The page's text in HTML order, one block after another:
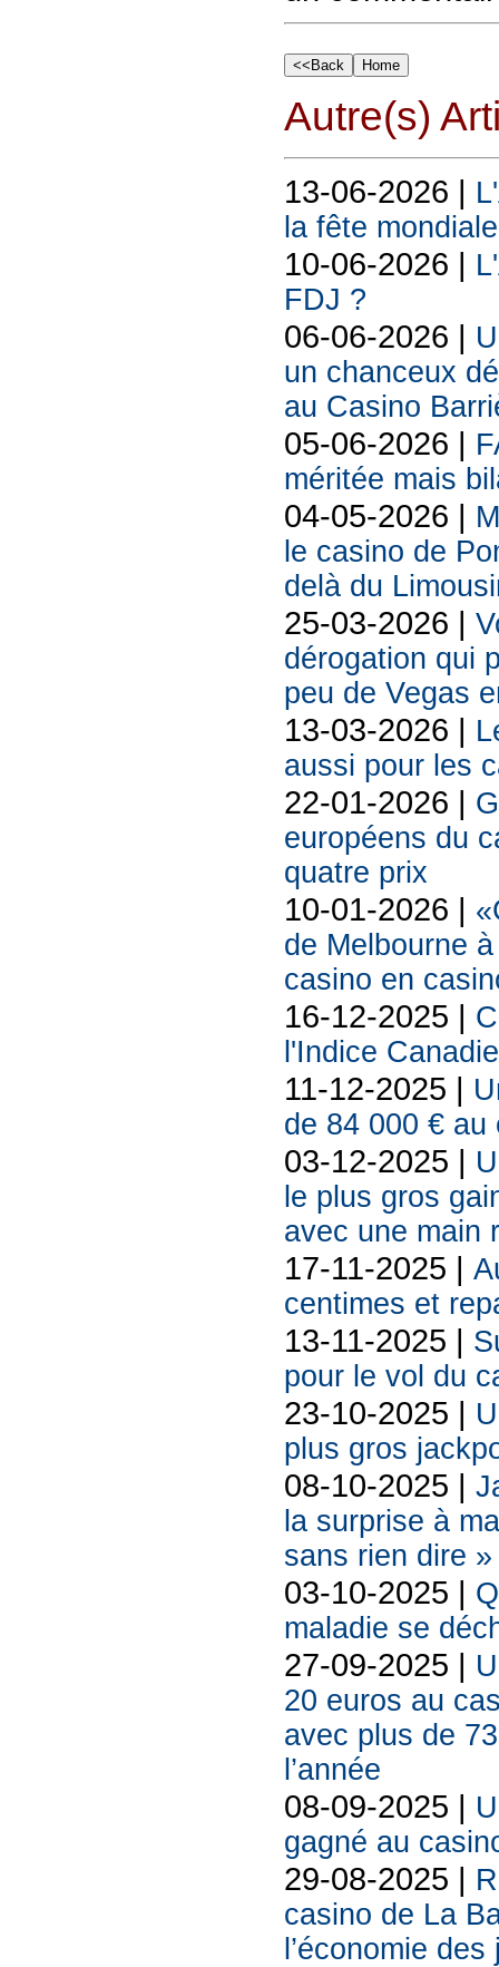
Autre(s)
13-06-2026 |
la fête
10-06-2026 |
FDJ ?
06-06-2026 |
un chanceux
au Casino
05-06-2026 |
méritée mais
04-05-2026 |
le casino de
delà du
25-03-2026 |
dérogation qui
peu de Vegas
13-03-2026 |
aussi pour les
22-01-2026 |
européens du
quatre prix
10-01-2026 |
de Melbourne
casino en
16-12-2025 |
l'Indice
11-12-2025 |
de 84 000 € au
03-12-2025 |
le plus gros
avec une main
17-11-2025 |
centimes et
13-11-2025 |
pour le vol du
23-10-2025 |
plus gros
08-10-2025 |
la surprise à
sans rien dire »
03-10-2025 |
maladie se
27-09-2025 |
20 euros au
avec plus de
l’année
08-09-2025 |
gagné au
29-08-2025 |
casino de La
l’économie des